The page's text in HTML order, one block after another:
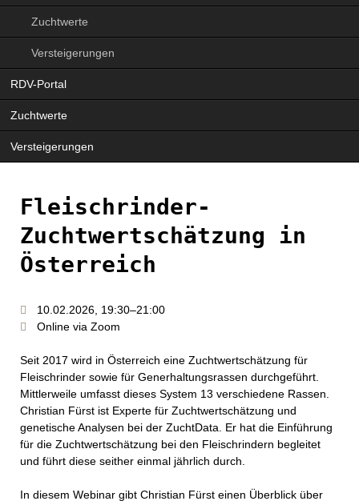
Zuchtwerte
Versteigerungen
RDV-Portal
Zuchtwerte
Versteigerungen
Fleischrinder-
Zuchtwertschätzung in
Österreich
10.02.2026, 19:30–21:00
Online via Zoom
Seit 2017 wird in Österreich eine Zuchtwertschätzung für
Fleischrinder sowie für Generhaltungsrassen durchgeführt.
Mittlerweile umfasst dieses System 13 verschiedene Rassen.
Christian Fürst ist Experte für Zuchtwertschätzung und
genetische Analysen bei der ZuchtData. Er hat die Einführung
für die Zuchtwertschätzung bei den Fleischrindern begleitet
und führt diese seither einmal jährlich durch.
In diesem Webinar gibt Christian Fürst einen Überblick über